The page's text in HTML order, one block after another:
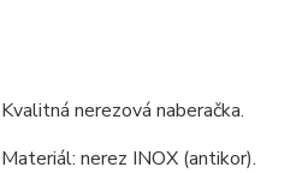
Kvalitná nerezová naberačka.
Materiál: nerez INOX (antikor).